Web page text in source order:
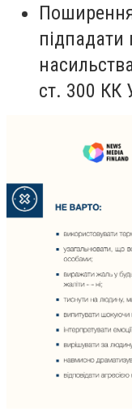
підпадати
ст. 300 КК